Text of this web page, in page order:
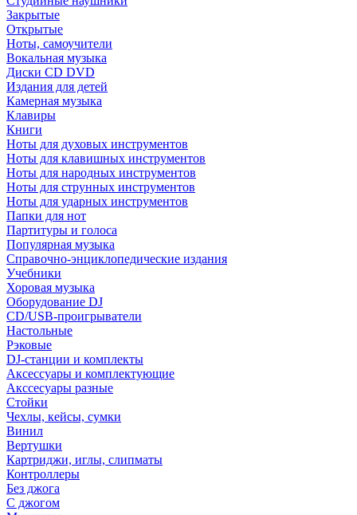
Закрытые
Открытые
Ноты, самоучители
Вокальная музыка
Диски CD DVD
Издания для детей
Камерная музыка
Клавиры
Книги
Ноты для духовых инструментов
Ноты для клавишных инструментов
Ноты для народных инструментов
Ноты для струнных инструментов
Ноты для ударных инструментов
Папки для нот
Партитуры и голоса
Популярная музыка
Справочно-энциклопедические издания
Учебники
Хоровая музыка
Оборудование DJ
CD/USB-проигрыватели
Настольные
Рэковые
DJ-станции и комплекты
Аксессуары и комплектующие
Акссесуары разные
Стойки
Чехлы, кейсы, сумки
Винил
Вертушки
Картриджи, иглы, слипматы
Контроллеры
Без джога
С джогом